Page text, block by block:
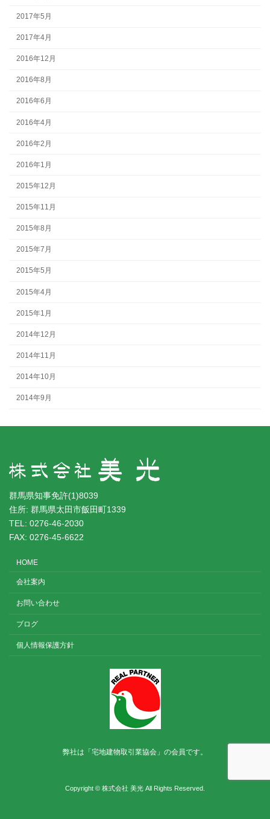
2017年5月
2017年4月
2016年12月
2016年8月
2016年6月
2016年4月
2016年2月
2016年1月
2015年12月
2015年11月
2015年8月
2015年7月
2015年5月
2015年4月
2015年1月
2014年12月
2014年11月
2014年10月
2014年9月
群馬県知事免許(1)8039
住所: 群馬県太田市飯田町1339
TEL: 0276-46-2030
FAX: 0276-45-6622
HOME
会社案内
お問い合わせ
ブログ
個人情報保護方針
弊社は「宅地建物取引業協会」の会員です。
Copyright © 株式会社 美光 All Rights Reserved.